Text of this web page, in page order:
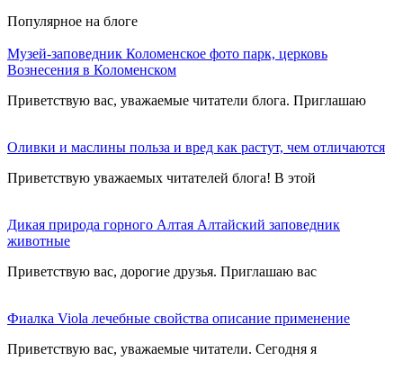
Популярное на блоге
Музей-заповедник Коломенское фото парк, церковь
Вознесения в Коломенском
Приветствую вас, уважаемые читатели блога. Приглашаю
Оливки и маслины польза и вред как растут, чем отличаются
Приветствую уважаемых читателей блога! В этой
Дикая природа горного Алтая Алтайский заповедник
животные
Приветствую вас, дорогие друзья. Приглашаю вас
Фиалка Viola лечебные свойства описание применение
Приветствую вас, уважаемые читатели. Сегодня я